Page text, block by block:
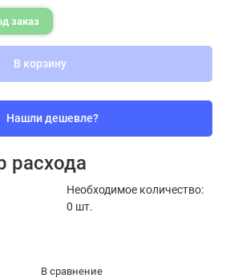
заказ
В корзину
Нашли дешевле?
расхода
Необходимое количество:
0 шт.
В сравнение